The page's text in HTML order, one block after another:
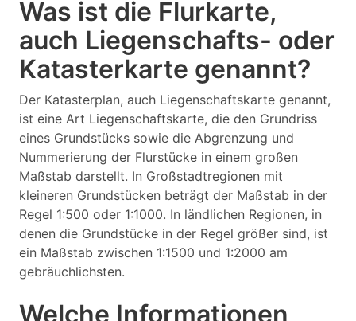
Was ist die Flurkarte,
auch Liegenschafts- oder
Katasterkarte genannt?
Der Katasterplan, auch Liegenschaftskarte genannt,
ist eine Art Liegenschaftskarte, die den Grundriss
eines Grundstücks sowie die Abgrenzung und
Nummerierung der Flurstücke in einem großen
Maßstab darstellt. In Großstadtregionen mit
kleineren Grundstücken beträgt der Maßstab in der
Regel 1:500 oder 1:1000. In ländlichen Regionen, in
denen die Grundstücke in der Regel größer sind, ist
ein Maßstab zwischen 1:1500 und 1:2000 am
gebräuchlichsten.
Welche Informationen